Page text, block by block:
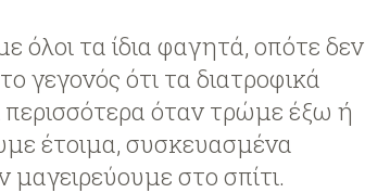
όλοι τα ίδια φαγητά, οπότε δεν
γεγονός ότι τα διατροφικά
περισσότερα όταν τρώμε έξω ή
έτοιμα, συσκευασμένα
στο σπίτι.